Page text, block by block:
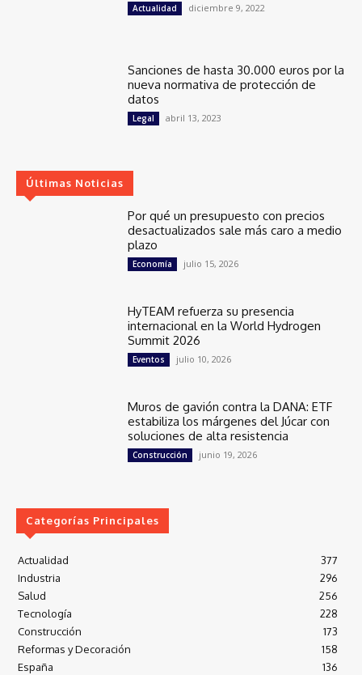
Actualidad diciembre 9, 2022
Sanciones de hasta 30.000 euros por la
nueva normativa de protección de
datos
Legal abril 13, 2023
Últimas Noticias
Por qué un presupuesto con precios
desactualizados sale más caro a medio
plazo
Economía julio 15, 2026
HyTEAM refuerza su presencia
internacional en la World Hydrogen
Summit 2026
Eventos julio 10, 2026
Muros de gavión contra la DANA: ETF
estabiliza los márgenes del Júcar con
soluciones de alta resistencia
Construcción junio 19, 2026
Categorías Principales
Actualidad
377
Industria
296
Salud
256
Tecnología
228
Construcción
173
Reformas y Decoración
158
España
136